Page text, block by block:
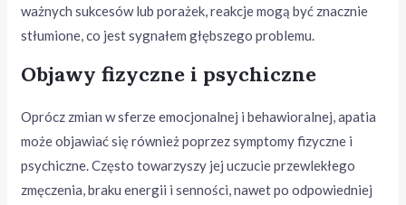
ważnych sukcesów lub porażek, reakcje mogą być znacznie
stłumione, co jest sygnałem głębszego problemu.
Objawy fizyczne i psychiczne
Oprócz zmian w sferze emocjonalnej i behawioralnej, apatia
może objawiać się również poprzez symptomy fizyczne i
psychiczne. Często towarzyszy jej uczucie przewlekłego
zmęczenia, braku energii i senności, nawet po odpowiedniej